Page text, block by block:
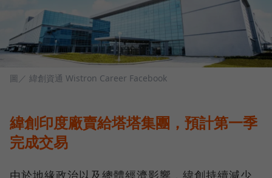
圖／ 緯創資通 Wistron Career Facebook
緯創印度廠賣給塔塔集團，預計第一季
完成交易
由於地緣政治以及總體經濟影響，緯創持續減少